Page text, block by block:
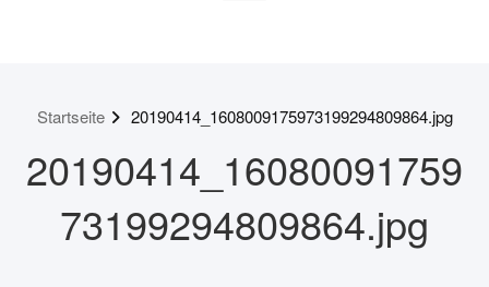
Startseite 20190414_1608009175973199294809864.jpg
20190414_16080091759
73199294809864.jpg